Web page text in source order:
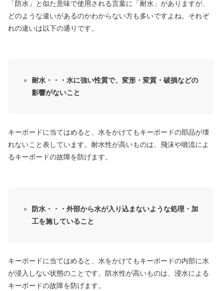
「防水」と似た意味で使用される言葉に「耐水」がありますが、
どのような違いがあるのかわからない方も多いですよね。それぞ
れの違いは以下の通りです。
耐水・・・水に強い性質で、変形・変質・破損などの
影響がないこと
キーボードに当てはめると、水をかけてもキーボードの部品が壊
れないこと表しています。耐水性が高いものは、飛沫や噴流によ
るキーボードの故障を防げます。
防水・・・外部から水が入り込まないような処理・加
工を施していること
キーボードに当てはめると、水をかけてもキーボードの内部に水
が浸入しない状態のことです。防水性が高いものは、浸水による
キーボードの故障を防げます。